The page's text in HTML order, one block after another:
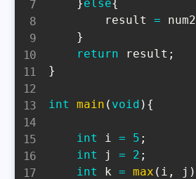
}else{
        result
= num2
}
return result ;
}
int main ( void ) {
int i = 5 ;
int
j = 2 ;
int
k = max ( i , j )